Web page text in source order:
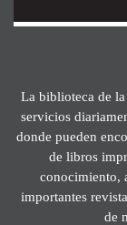
La biblioteca de
servicios
donde pueden
de libros
conocimiento,
importantes
de